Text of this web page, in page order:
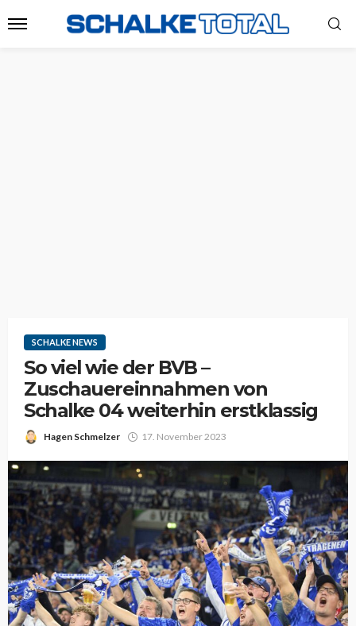
SCHALKE NEWS
So viel wie der BVB –
Zuschauereinnahmen von
Schalke 04 weiterhin erstklassig
Hagen Schmelzer 17. November 2023